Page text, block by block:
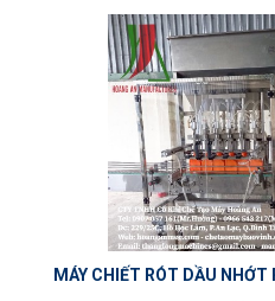
MÁY CHIẾT RÓT DẦU